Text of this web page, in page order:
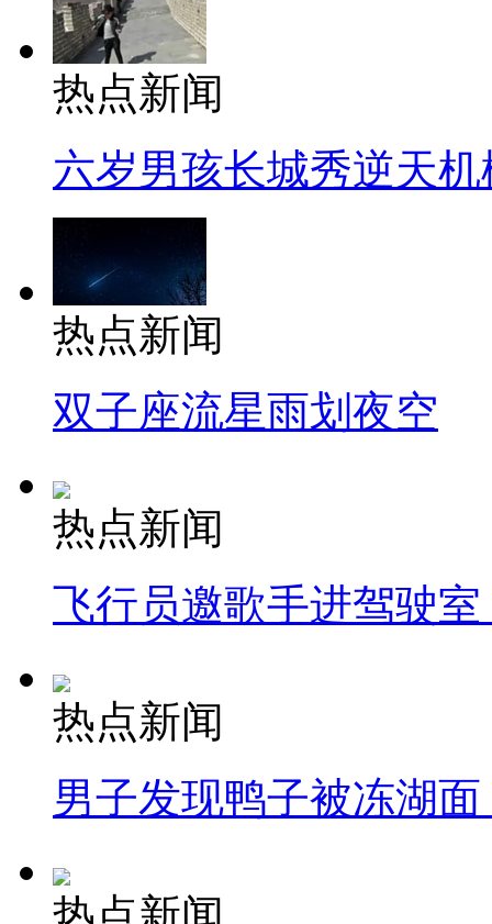
热点新闻
六岁男孩长城秀逆天机
热点新闻
双子座流星雨划夜空
热点新闻
飞行员邀歌手进驾驶
热点新闻
男子发现鸭子被冻湖
热点新闻